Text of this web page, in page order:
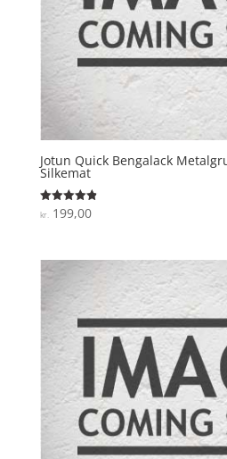
Jotun Quick Bengalack
Silkemat
Vurderet
4.9
kr.199,00